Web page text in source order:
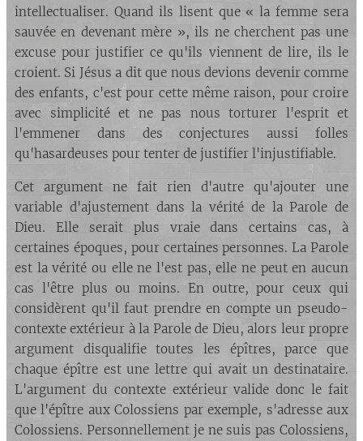
intellectualiser. Quand ils lisent que « la femme sera
sauvée en devenant mère », ils ne cherchent pas une
excuse pour justifier ce qu'ils viennent de lire, ils le
croient. Si Jésus a dit que nous devions devenir comme
des enfants, c'est pour cette même raison, pour croire
avec simplicité et ne pas nous torturer l'esprit et
l'emmener dans des conjectures aussi folles
qu'hasardeuses pour tenter de justifier l'injustifiable.
Cet argument ne fait rien d'autre qu'ajouter une
variable d'ajustement dans la vérité de la Parole de
Dieu. Elle serait plus vraie dans certains cas, à
certaines époques, pour certaines personnes. La Parole
est la vérité ou elle ne l'est pas, elle ne peut en aucun
cas l'être plus ou moins. En outre, pour ceux qui
considèrent qu'il faut prendre en compte un pseudo-
contexte extérieur à la Parole de Dieu, alors leur propre
argument disqualifie toutes les épîtres, parce que
chaque épître est une lettre qui avait un destinataire.
L'argument du contexte extérieur valide donc le fait
que l'épître aux Colossiens par exemple, s'adresse aux
Colossiens. Personnellement je ne suis pas Colossiens,